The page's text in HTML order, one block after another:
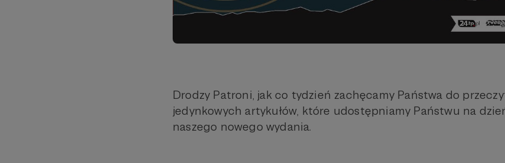
Drodzy Patroni, jak co tydzień zachęcamy Państwa do
jedynkowych artykułów, które udostępniamy Państwu na
naszego nowego wydania.